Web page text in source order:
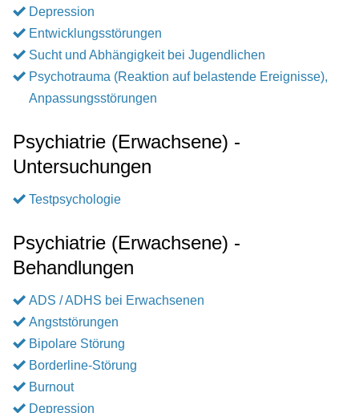
Depression
Entwicklungsstörungen
Sucht und Abhängigkeit bei Jugendlichen
Psychotrauma (Reaktion auf belastende Ereignisse),
Anpassungsstörungen
Psychiatrie (Erwachsene) -
Untersuchungen
Testpsychologie
Psychiatrie (Erwachsene) -
Behandlungen
ADS / ADHS bei Erwachsenen
Angststörungen
Bipolare Störung
Borderline-Störung
Burnout
Depression